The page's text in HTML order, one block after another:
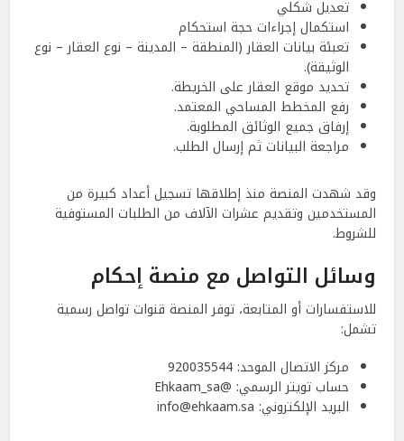
تعديل شكلي
استكمال إجراءات حجة استحكام
تعبئة بيانات العقار (المنطقة – المدينة – نوع العقار – نوع
الوثيقة).
تحديد موقع العقار على الخريطة.
رفع المخطط المساحي المعتمد.
إرفاق جميع الوثائق المطلوبة.
مراجعة البيانات ثم إرسال الطلب.
وقد شهدت المنصة منذ إطلاقها تسجيل أعداد كبيرة من
المستخدمين وتقديم عشرات الآلاف من الطلبات المستوفية
للشروط.
وسائل التواصل مع منصة إحكام
للاستفسارات أو المتابعة، توفر المنصة قنوات تواصل رسمية
تشمل:
مركز الاتصال الموحد: 920035544
حساب تويتر الرسمي: @Ehkaam_sa
البريد الإلكتروني: info@ehkaam.sa